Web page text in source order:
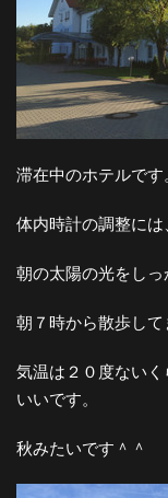
滞在中のホテルです
体内時計の調整には
朝の太陽の光をしっ
朝７時から散歩して
気温は２０度ない
いいです。
秋みたいです＾＾